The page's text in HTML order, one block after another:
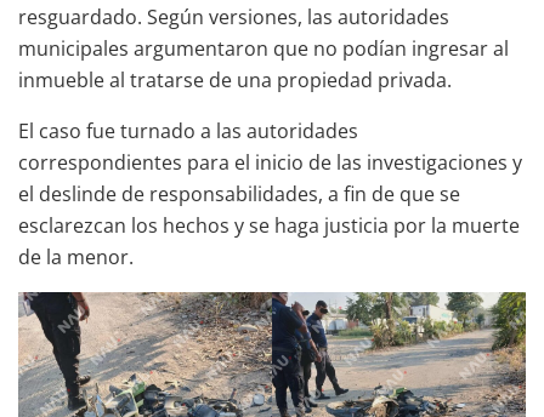
resguardado. Según versiones, las autoridades
municipales argumentaron que no podían ingresar al
inmueble al tratarse de una propiedad privada.
El caso fue turnado a las autoridades
correspondientes para el inicio de las investigaciones y
el deslinde de responsabilidades, a fin de que se
esclarezcan los hechos y se haga justicia por la muerte
de la menor.